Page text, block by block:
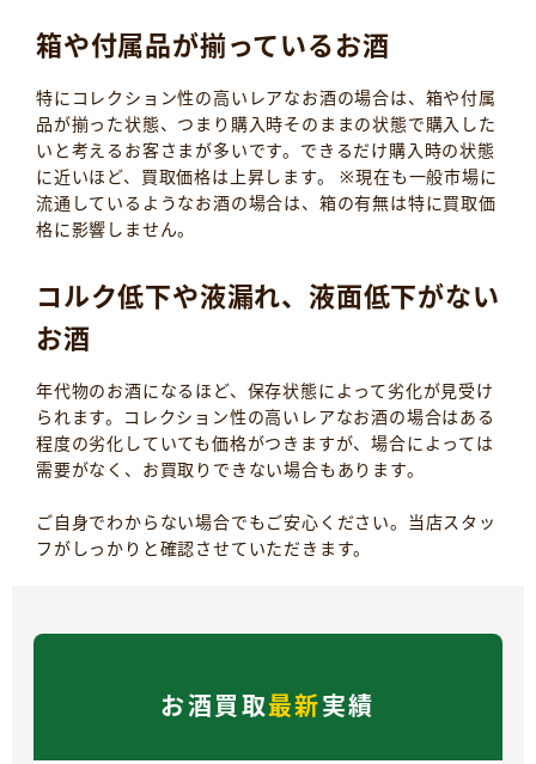
箱や付属品が揃っているお酒
特にコレクション性の高いレアなお酒の場合は、箱や付属
品が揃った状態、つまり購入時そのままの状態で購入した
いと考えるお客さまが多いです。できるだけ購入時の状態
に近いほど、買取価格は上昇します。 ※現在も一般市場に
流通しているようなお酒の場合は、箱の有無は特に買取価
格に影響しません。
コルク低下や液漏れ、液面低下がない
お酒
年代物のお酒になるほど、保存状態によって劣化が見受け
られます。コレクション性の高いレアなお酒の場合はある
程度の劣化していても価格がつきますが、場合によっては
需要がなく、お買取りできない場合もあります。
ご自身でわからない場合でもご安心ください。当店スタッ
フがしっかりと確認させていただきます。
お酒買取最新実績